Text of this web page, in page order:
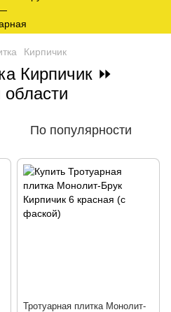
Кирпичик
Кирпичик ⏩
По популярности
Тротуарная плитка Монолит-